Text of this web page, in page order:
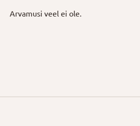
Arvamusi veel ei ole.